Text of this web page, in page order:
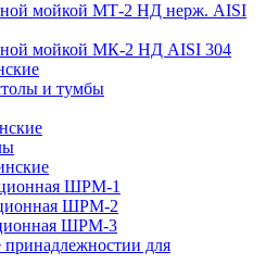
мойкой МТ-2 НД нерж. AISI
мойкой МК-2 НД AISI 304
и тумбы
ШРМ-1
ШРМ-2
ШРМ-3
принадлежностии для